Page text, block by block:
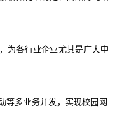
为各行业企业尤其是广大中
等多业务并发，实现校园网